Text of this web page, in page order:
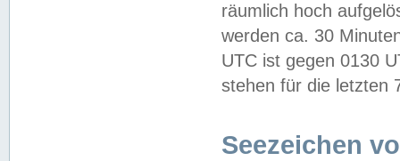
räumlich hoch
werden ca. 30
UTC ist gegen 0130
stehen für die letzten
Seezeichen